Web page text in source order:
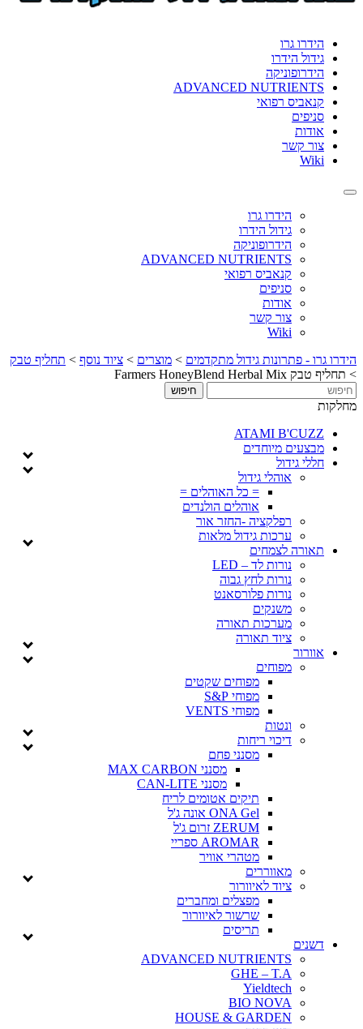
הידרו גרו
גידול הידרו
הידרופוניקה
ADVANCED NUTRIENTS
קנאביס רפואי
סניפים
אודות
צור קשר
Wiki
Toggle
הידרו גרו
גידול הידרו
הידרופוניקה
ADVANCED NUTRIENTS
קנאביס רפואי
סניפים
אודות
צור קשר
Wiki
הידרו גרו - פתרונות גידול מתקדמים > מוצרים > ציוד נוסף > תחליף טבק
> תחליף טבק Farmers HoneyBlend Herbal Mix
מחלקות
ATAMI B'CUZZ
מבצעים מיוחדים
חללי גידול
אוהלי גידול
= כל האוהלים =
אוהלים הולנדים
רפלקציה -החזר אור
ערכות גידול מלאות
תאורה לצמחים
נורות לד – LED
נורות לחץ גבוה
נורות פלורסאנט
משנקים
מערכות תאורה
ציוד תאורה
אוורור
מפוחים
מפוחים שקטים
מפוחי S&P
מפוחי VENTS
ונטות
דיכוי ריחות
מסנני פחם
מסנני MAX CARBON
מסנני CAN-LITE
תיקים אטומים לריח
ONA Gel אונה ג'ל
ZERUM זרום ג'ל
AROMAR ספריי
מטהרי אוויר
מאווררים
ציוד לאיוורור
מפצלים ומחברים
שרשור לאיוורור
תריסים
דשנים
ADVANCED NUTRIENTS
GHE – T.A
Yieldtech
BIO NOVA
HOUSE & GARDEN
format_underlined הוסף קו תחתון לקישורים
את
כל